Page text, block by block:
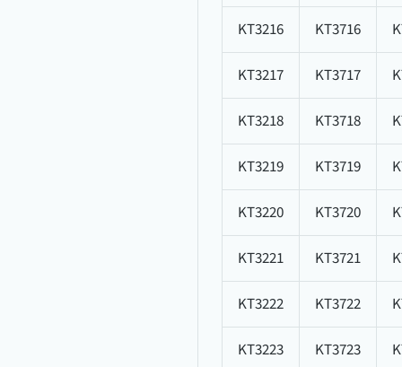
KT3216 KT3716
KT3217 KT3717
KT3218 KT3718
KT3219 KT3719
KT3220 KT3720
KT3221 KT3721
KT3222 KT3722
KT3223 KT3723